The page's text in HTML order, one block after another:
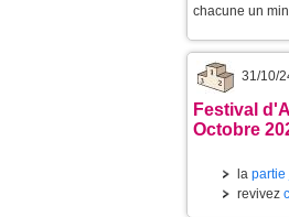
chacune un
31/10/
Festival
Octobre
la partie
revivez